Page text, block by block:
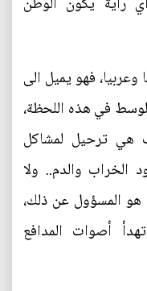
فهو يميل الى
في هذه اللحظة،
هي ترحيل لمشاكل
الخراب والدم.. ولا
هو المسؤول عن ذلك،
أصوات المدافع